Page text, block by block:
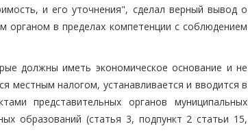
и его уточнения", сделал верный вывод о
органом в пределах компетенции с соблюдением
должны иметь экономическое основание и не
местным налогом, устанавливается и вводится в
представительных органов муниципальных
образований (статья 3, подпункт 2 статьи 15,